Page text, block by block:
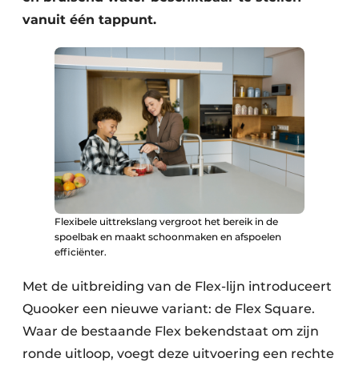
vanuit één tappunt.
Flexibele uittrekslang vergroot het bereik in de
spoelbak en maakt schoonmaken en afspoelen
efficiënter.
Met de uitbreiding van de Flex-lijn introduceert
Quooker een nieuwe variant: de Flex Square.
Waar de bestaande Flex bekendstaat om zijn
ronde uitloop, voegt deze uitvoering een rechte